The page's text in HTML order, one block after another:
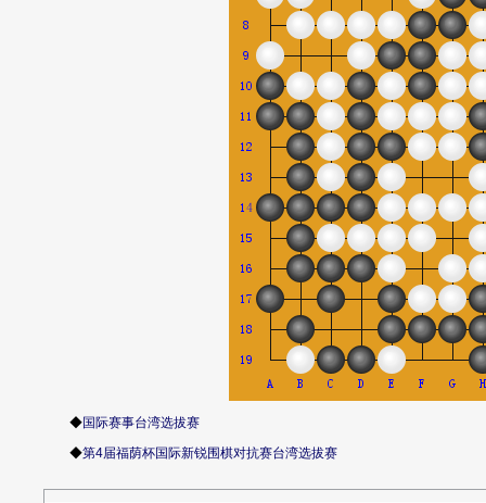
◆国际赛事台湾选拔赛
◆第4届福荫杯国际新锐围棋对抗赛台湾选拔赛